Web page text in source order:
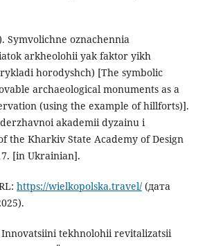
Symvolichne oznachennia
arkheolohii yak faktor yikh
horodyshch) [The symbolic
archaeological monuments as a
(using the example of hillforts)].
akademii dyzainu i
the Kharkiv State Academy of Design
[in Ukrainian].
https://wielkopolska.travel/(дата
Innovatsiini tekhnolohii revitalizatsii